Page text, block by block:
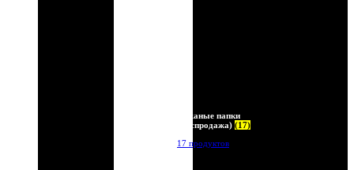
Кожаные папки
(Распродажа) (17)
17 продуктов